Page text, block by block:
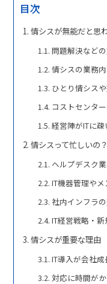
目次
情シスが無能だと思
問題解決など
情シスの業務
ひとり情シス
コストセンタ
経営陣がITに
情シスって忙しいの
ヘルプデスク
IT機器管理やメ
社内インフラ
IT経営戦略・
情シスが重要な理由
IT導入が会社
対応に時間が